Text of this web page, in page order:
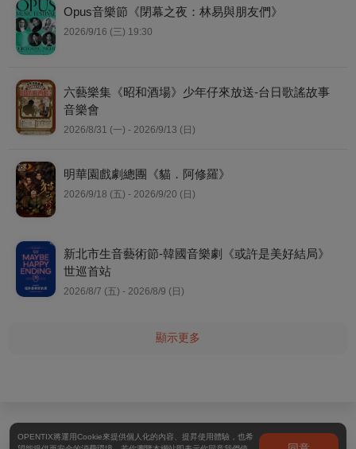
Opus音樂節《閉幕之夜：林易與朋友們》
2026/9/16 (三) 19:30
六藝樂集《昭和酒場》少年仔來放送-台日歌謠故事
音樂會
2026/8/31 (一) - 2026/9/13 (日)
明華園戲劇總團《貓．阿修羅》
2026/9/18 (五) - 2026/9/20 (日)
新北市生音藝術節-韓國音樂劇《或許是美好結局》
世巡首站
2026/8/7 (五) - 2026/8/9 (日)
顯示更多
OPENTIX將運用Cookie來提供個人化的內容、提昇使用體驗，也希